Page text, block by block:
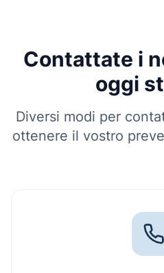
Contattate i
oggi
Diversi modi per
ottenere il vostro